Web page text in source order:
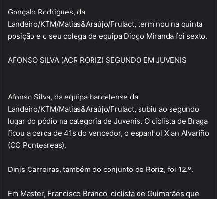
Gonçalo Rodrigues, da
Landeiro/KTM/Matias&Araújo/Frulact, terminou na quinta
posição e o seu colega de equipa Diogo Miranda foi sexto.
AFONSO SILVA (ACR RORIZ) SEGUNDO EM JUVENIS
Afonso Silva, da equipa barcelense da
Landeiro/KTM/Matias&Araújo/Frulact, subiu ao segundo
lugar do pódio na categoria de Juvenis. O ciclista de Braga
ficou a cerca de 41s do vencedor, o espanhol Xian Alvariño
(CC Ponteareas).
Dinis Carreiras, também do conjunto de Roriz, foi 12.º.
Em Master, Francisco Branco, ciclista de Guimarães que